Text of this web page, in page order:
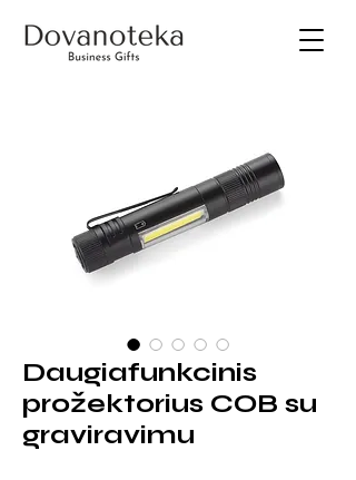
Daugiafunkcinis
prožektorius COB su
graviravimu